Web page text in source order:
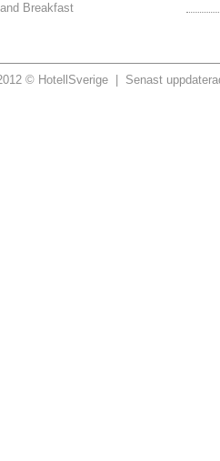
Breakfast
© HotellSverige | Senast